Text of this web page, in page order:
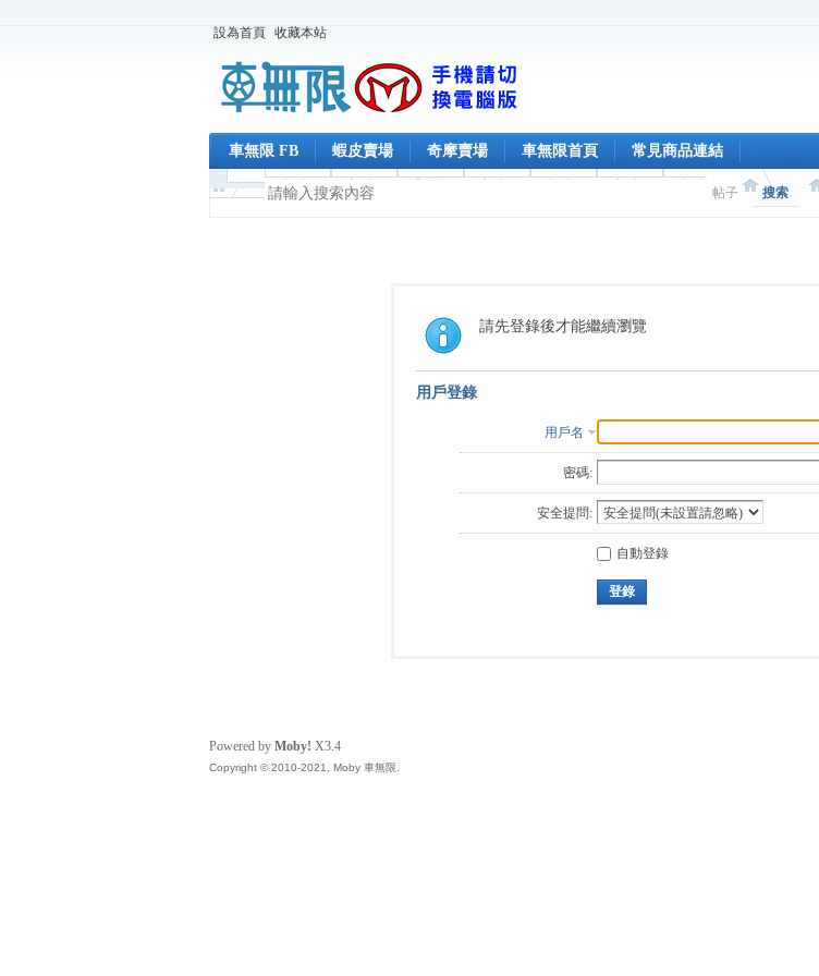
設為首頁 收藏本站
車無限 FB 蝦皮賣場 奇摩賣場 車無限首頁 常見商品連結
帖子 搜索
請先登錄後才能繼續瀏覽
用戶登錄
用戶名
密碼:
安全提問:
自動登錄
登錄
Powered by Moby! X3.4
Copyright © 2010-2021, Moby 車無限.